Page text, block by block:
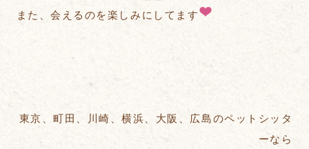
また、会えるのを楽しみにしてます
東京、町田、川崎、横浜、大阪、広島のペットシッタ
ーなら